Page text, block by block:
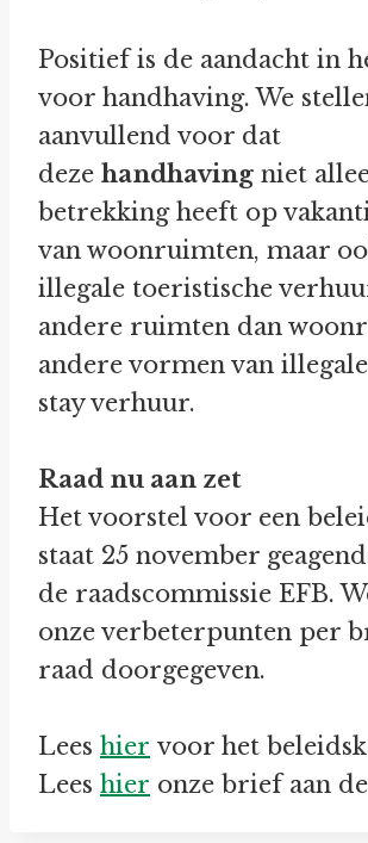
Positief is de aandacht in
voor handhaving. We
aanvullend voor dat
deze handhaving niet
betrekking heeft op
van woonruimten, maar
illegale toeristische
andere ruimten dan
andere vormen van
stay verhuur.
Raad nu aan zet
Het voorstel voor een
staat 25 november
de raadscommissie EFB.
onze verbeterpunten per
raad doorgegeven.
Lees hier voor het
Lees hier onze brief aan